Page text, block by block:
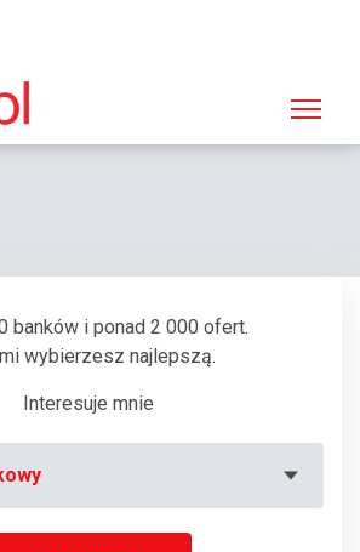
Oddział Bank Pekao, Białystok, ul. Sokólska 26
banków i ponad 2 000 ofert.
wybierzesz najlepszą.
Interesuje mnie